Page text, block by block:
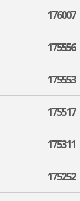
176007
175556
175553
175517
175311
175252